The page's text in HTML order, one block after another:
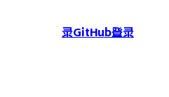
录GitHub登录